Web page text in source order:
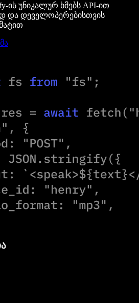
ის უნიკალურ ხმებს API-ით
და დეველოპერებისთვის